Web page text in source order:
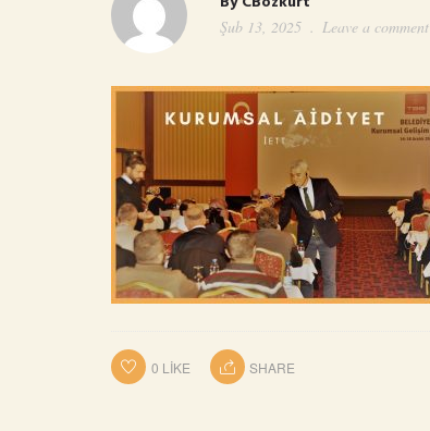
Şub 13, 2025 Leave a comment
0 LIKE SHARE